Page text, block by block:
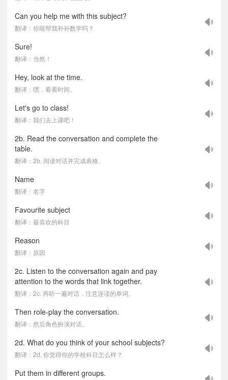
Can you help me with this subject?
翻译：你能帮我补补数学吗？
Sure!
翻译：当然！
Hey, look at the time.
翻译：嘿，看看时间。
Let's go to class!
翻译：我们去上课吧！
2b. Read the conversation and complete the
table.
翻译：2b. 阅读对话并完成表格。
Name
翻译：名字
Favourite subject
翻译：最喜欢的科目
Reason
翻译：原因
2c. Listen to the conversation again and pay
attention to the words that link together.
翻译：2c. 再听一遍对话，注意连读的单词。
Then role-play the conversation.
翻译：然后角色扮演对话。
2d. What do you think of your school subjects?
翻译：2d. 你觉得你的学校科目怎么样？
Put them in different groups.